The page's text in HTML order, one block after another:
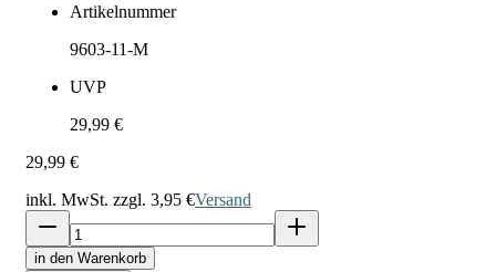
Artikelnummer
9603-11-M
UVP
29,99 €
29,99 €
inkl. MwSt. zzgl. 3,95 €Versand
in den Warenkorb